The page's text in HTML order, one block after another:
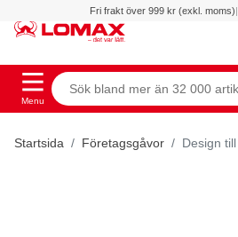
Fri frakt över 999 kr (exkl. moms)|
Menu
Startsida Företagsgåvor Design